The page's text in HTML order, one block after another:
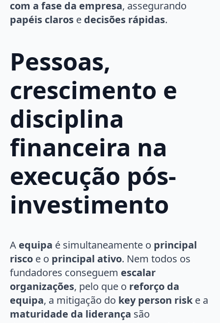
com a fase da empresa, assegurando
papéis claros e decisões rápidas.
Pessoas,
crescimento e
disciplina
financeira na
execução pós-
investimento
A equipa é simultaneamente o principal
risco e o principal ativo. Nem todos os
fundadores conseguem escalar
organizações, pelo que o reforço da
equipa, a mitigação do key person risk e a
maturidade da liderança são